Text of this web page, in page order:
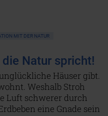
MIT DER NATUR
Natur spricht!
Häuser gibt.
Weshalb Stroh
Luft schwerer durch
eine Gnade sein